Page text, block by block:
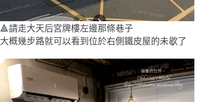
🔺請走大天后宮牌樓左邊那條巷子
大概幾步路就可以看到位於右側鐵皮屋的未歇了